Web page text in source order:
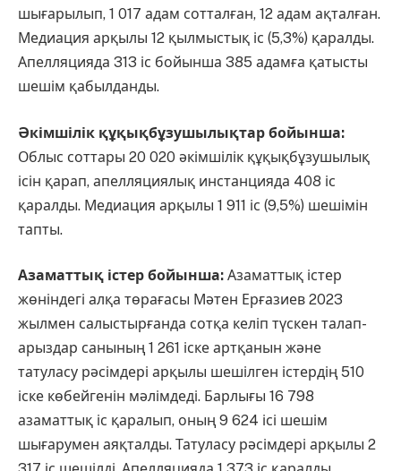
шығарылып, 1 017 адам сотталған, 12 адам ақталған.
Медиация арқылы 12 қылмыстық іс (5,3%) қаралды.
Апелляцияда 313 іс бойынша 385 адамға қатысты
шешім қабылданды.
Әкімшілік құқықбұзушылықтар бойынша:
Облыс соттары 20 020 әкімшілік құқықбұзушылық
ісін қарап, апелляциялық инстанцияда 408 іс
қаралды. Медиация арқылы 1 911 іс (9,5%) шешімін
тапты.
Азаматтық істер бойынша: Азаматтық істер
жөніндегі алқа төрағасы Мәтен Ерғазиев 2023
жылмен салыстырғанда сотқа келіп түскен талап-
арыздар санының 1 261 іске артқанын және
татуласу рәсімдері арқылы шешілген істердің 510
іске көбейгенін мәлімдеді. Барлығы 16 798
азаматтық іс қаралып, оның 9 624 ісі шешім
шығарумен аяқталды. Татуласу рәсімдері арқылы 2